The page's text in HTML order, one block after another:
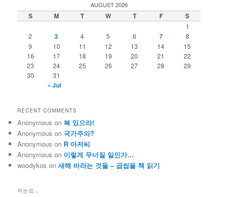
c
h
AUGUST 2026
S M T W T F S
1
2
3 4 5 6 7
8
9
10 11 12 13 14
15
16
17 18 19 20 21
22
23
24 25 26 27 28
29
30
31
« Jul
RECENT COMMENTS
Anonymous on 복 있으라!
Anonymous on 국가주의?
Anonymous on R 아저씨
Anonymous on 이렇게 무너질 일인가…
woodykos on새해 바라는 것들 – 곱씹을 책 읽기
저는요…